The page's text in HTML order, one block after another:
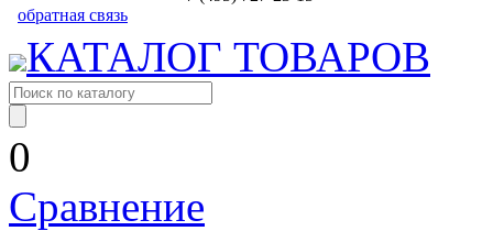
обратная связь
КАТАЛОГ ТОВАРОВ
0
Сравнение